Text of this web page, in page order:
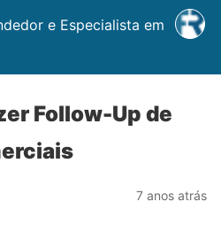
e Especialista em
Follow-Up de
7 anos atrás